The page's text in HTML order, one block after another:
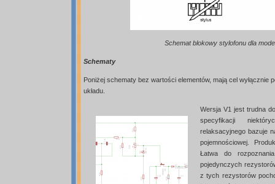
Schemat blokowy stylofonu dla
Schematy
Poniżej schematy bez wartości elementów, mają cel wyłącznie
układu.
Wersja V1 jest trudna
specyfikacji
relaksacyjnego bazuje
pojemnościowej.
Łatwa do
pojedynczych
z tych rezystorów